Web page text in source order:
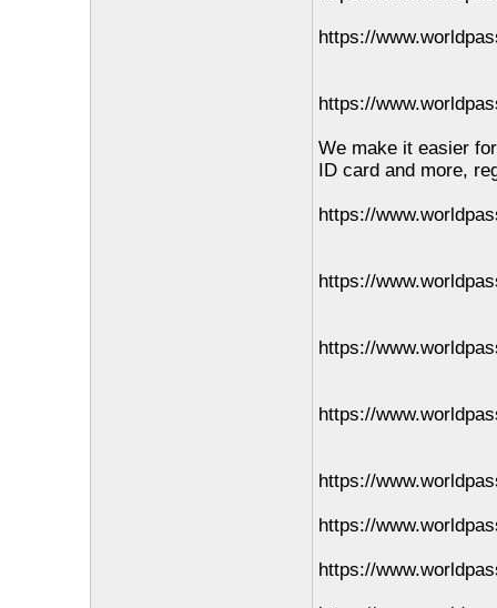
https://
https://
We make it easier
ID card and more,
https://
https://
https://
https://
https://
https://
https://